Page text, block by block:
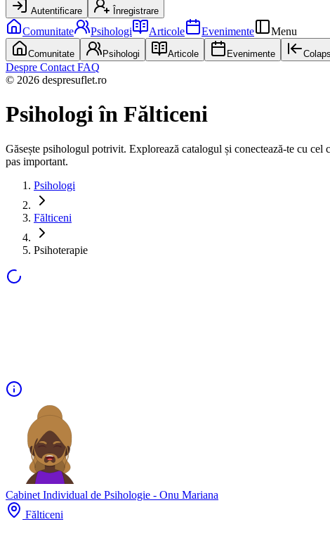
Autentificare Înregistrare
Comunitate Psihologi Articole Evenimente Menu
Comunitate Psihologi Articole Evenimente
Despre Contact FAQ
© 2026 despresuflet.ro
Psihologiîn Fălticeni
Găsește psihologul potrivit. Explorează catalogul și conectează-te cu
pas important.
Psihologi
Fălticeni
Psihoterapie
Cabinet Individual de Psihologie - Onu Mariana
Fălticeni